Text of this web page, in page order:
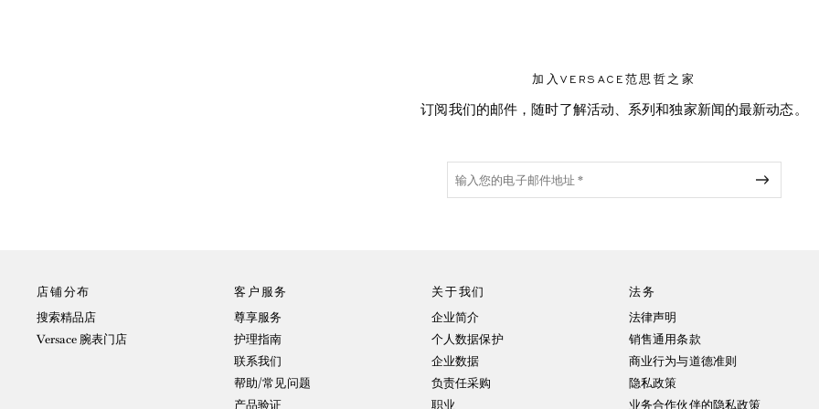
加入VERSACE范思哲之家
订阅我们的邮件，随时了解活动、系列和独家新闻的最新动态。
店铺分布
搜索精品店
Versace 腕表门店
客户服务
尊享服务
护理指南
联系我们
帮助/常见问题
产品验证
关于我们
企业简介
个人数据保护
企业数据
负责任采购
职业
法务
法律声明
销售通用条款
商业行为与道德准则
隐私政策
业务合作伙伴的隐私政策